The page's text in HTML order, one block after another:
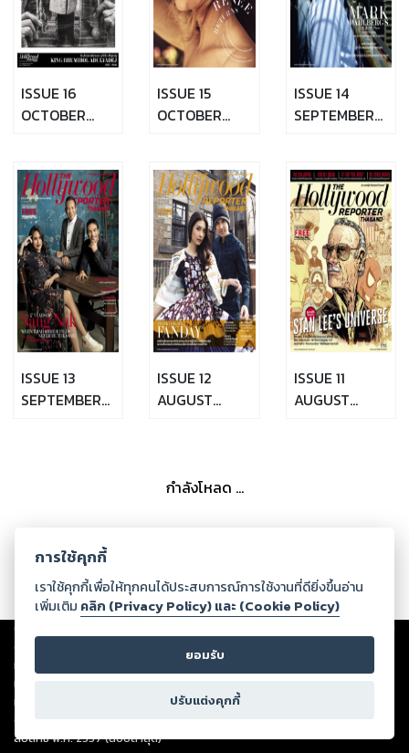
ISSUE 16
OCTOBER
ISSUE 15
OCTOBER
ISSUE 14
SEPTEMBER
ISSUE 13
SEPTEMBER
ISSUE 12
AUGUST
ISSUE 11
AUGUST
กำลังโหลด ...
Copyright ©
ต่อผลงานหรือเนื้อหาใดที่อัปโหลดผ่านเว็บไซต์และปรากฏว่าละเมิดสิทธิใน
ทรัพย์สินทางปัญญาของบุคคลอื่นหรือขัดต่อกฎหมายและศีลธรรม ดังนั้น ผู้อ่าน
ทุกท่านโปรดใช้วิจารณญาณในการกลั่นกรองด้วยตนเอง และหากท่านพบว่าส่วน
หนึ่งส่วนใดขัดต่อกฎหมายและศีลธรรม กรุณาแจ้งมายังบริษัท เพื่อทีมงานจะได้
ดำเนินการในทันที ทั้งนี้ ทางสตอรี่ล็อกขอสงวนลิขสิทธิ์ตามพระราชบัญญัติ
ลิขสิทธิ์ พ.ศ. 2537 (ฉบับล่าสุด)
การใช้คุกกี้
เราใช้คุกกี้เพื่อให้ทุกคนได้ประสบการณ์การใช้งานที่ดียิ่งขึ้นอ่าน
เพิ่มเติม คลิก (Privacy Policy) และ (Cookie Policy)
ยอมรับ
ปรับแต่งคุกกี้